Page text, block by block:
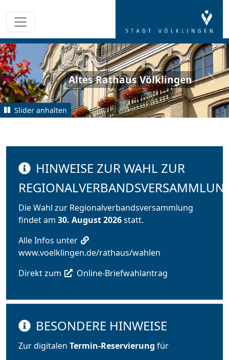
Weltkulturerbe Völklinger
Hütte
zurück
Slider anhalten
HINWEISE ZUR WAHL ZUR
Die Wahl zur Regionalverbandsversammlung
findet am 30. August 2026statt.
Alle Infos unter
www.voelklingen.de/rathaus/wahlen
Direkt zum
Online-Briefwahlantrag
BESONDERE HINWEISE
Zur digitalen Termin-Reservierung für